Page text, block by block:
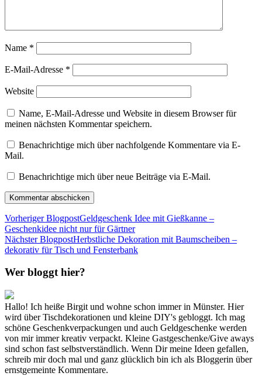
Name *
E-Mail-Adresse *
Website
Name, E-Mail-Adresse und Website in diesem Browser für
meinen nächsten Kommentar speichern.
Benachrichtige mich über nachfolgende Kommentare via E-
Mail.
Benachrichtige mich über neue Beiträge via E-Mail.
Vorheriger BlogpostGeldgeschenk Idee mit Gießkanne –
Geschenkidee nicht nur für Gärtner
Nächster BlogpostHerbstliche Dekoration mit Baumscheiben –
dekorativ für Tisch und Fensterbank
Wer bloggt hier?
Hallo! Ich heiße Birgit und wohne schon immer in Münster. Hier
wird über Tischdekorationen und kleine DIY's gebloggt. Ich mag
schöne Geschenkverpackungen und auch Geldgeschenke werden
von mir immer kreativ verpackt. Kleine Gastgeschenke/Give aways
sind schon fast selbstverständlich. Wenn Dir meine Ideen gefallen,
schreib mir doch mal und ganz glücklich bin ich als Bloggerin über
ernstgemeinte Kommentare.